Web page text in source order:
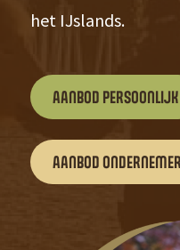
het IJslands.
AANBOD PERSOONLIJK
AANBOD